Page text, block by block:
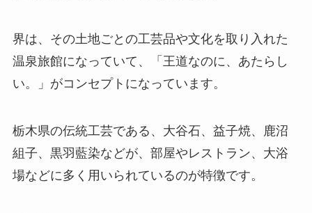
界は、その土地ごとの工芸品や文化を取り入れた
温泉旅館になっていて、「王道なのに、あたらし
い。」がコンセプトになっています。
栃木県の伝統工芸である、大谷石、益子焼、鹿沼
組子、黒羽藍染などが、部屋やレストラン、大浴
場などに多く用いられているのが特徴です。